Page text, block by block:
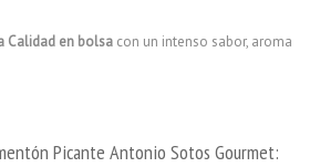
Calidad en bolsa con un intenso sabor, aroma
Picante Antonio Sotos Gourmet: